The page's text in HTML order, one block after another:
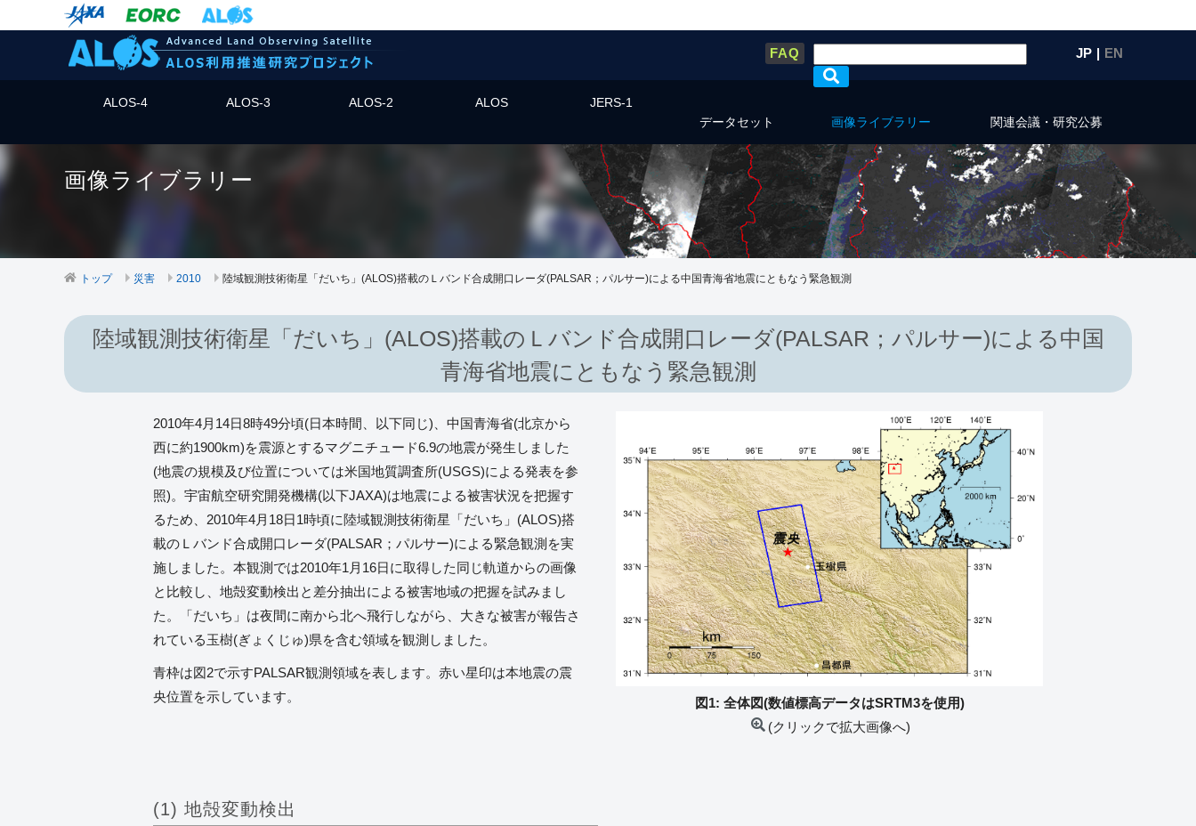
JP | EN
FAQ
ALOS-4 ALOS-3 ALOS-2 ALOS
JERS-1
データセット
画像ライブラリー 関連会議・研究公募
画像ライブラリー
トップ 災害 2010 陸域観測技術衛星「だいち」(ALOS)搭載のＬバンド合成開口レーダ(PALSAR；パルサー)による中国青海省地震にともなう緊急観測
陸域観測技術衛星「だいち」(ALOS)搭載のＬバンド合成開口レーダ(PALSAR；パルサー)による中国
青海省地震にともなう緊急観測
2010年4月14日8時49分頃(日本時間、以下同じ)、中国青海省(北京から
西に約1900km)を震源とするマグニチュード6.9の地震が発生しました
(地震の規模及び位置については米国地質調査所(USGS)による発表を参
照)。宇宙航空研究開発機構(以下JAXA)は地震による被害状況を把握す
るため、2010年4月18日1時頃に陸域観測技術衛星「だいち」(ALOS)搭
載のＬバンド合成開口レーダ(PALSAR；パルサー)による緊急観測を実
施しました。本観測では2010年1月16日に取得した同じ軌道からの画像
と比較し、地殻変動検出と差分抽出による被害地域の把握を試みまし
た。「だいち」は夜間に南から北へ飛行しながら、大きな被害が報告さ
れている玉樹(ぎょくじゅ)県を含む領域を観測しました。
青枠は図2で示すPALSAR観測領域を表します。赤い星印は本地震の震
央位置を示しています。
図1: 全体図(数値標高データはSRTM3を使用)
(クリックで拡大画像へ)
(1) 地殻変動検出